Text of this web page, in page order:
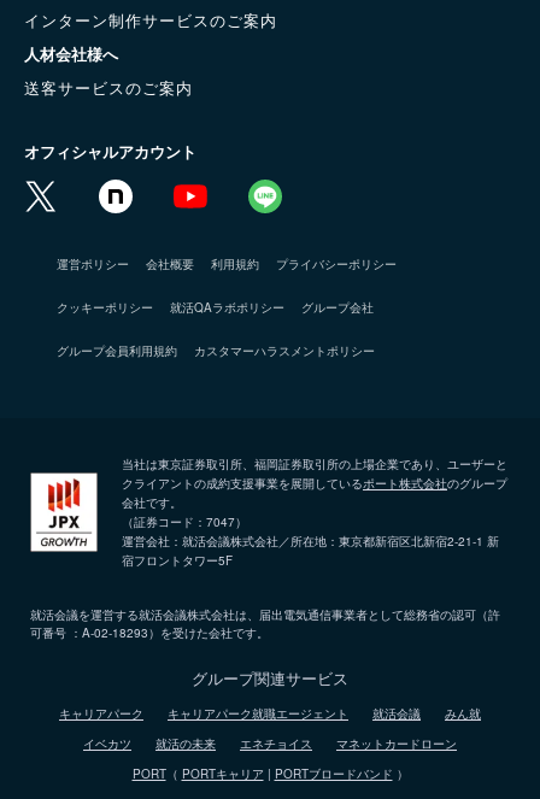
インターン制作サービスのご案内
人材会社様へ
送客サービスのご案内
オフィシャルアカウント
運営ポリシー 会社概要 利用規約 プライバシーポリシー
クッキーポリシー 就活QAラボポリシー グループ会社
グループ会員利用規約 カスタマーハラスメントポリシー
当社は東京証券取引所、福岡証券取引所の上場企業であり、ユーザーと
クライアントの成約支援事業を展開しているポート株式会社のグループ
会社です。
（証券コード：7047）
運営会社：就活会議株式会社／所在地：東京都新宿区北新宿2-21-1 新
宿フロントタワー5F
就活会議を運営する就活会議株式会社は、届出電気通信事業者として総務省の認可（許
可番号 ：A-02-18293）を受けた会社です。